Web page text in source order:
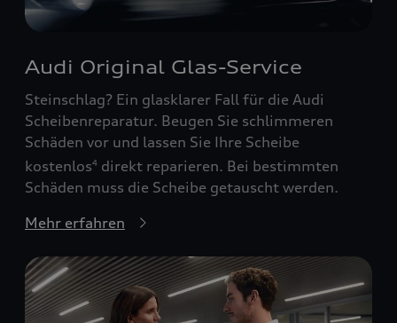
Audi Original Glas-Service
Steinschlag? Ein glasklarer Fall für die Audi
Scheibenreparatur. Beugen Sie schlimmeren
Schäden vor und lassen Sie Ihre Scheibe
kostenlos4 direkt reparieren. Bei bestimmten
Schäden muss die Scheibe getauscht werden.
Mehr erfahren